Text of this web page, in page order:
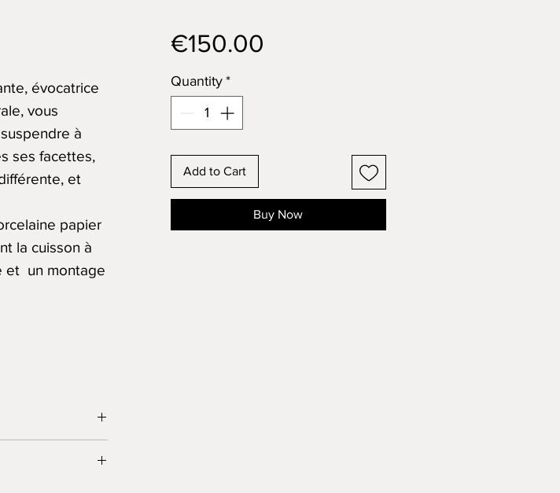
évocatrice
vous
à
ses facettes,
et
papier
la cuisson à
et un montage
entre 48 h et
€150.00
Quantity *
Add to Cart
Buy Now